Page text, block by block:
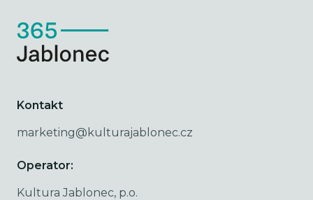
Kontakt
marketing@kulturajablonec.cz
Operator:
Kultura Jablonec, p.o.